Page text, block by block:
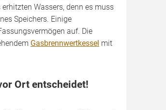
Wassers, denn es muss
Speichers. Einige
auf. Die
Gasbrennwertkessel mit
Ort entscheidet!